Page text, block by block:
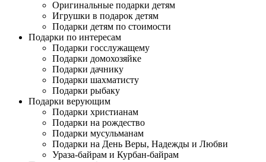
Оригинальные подарки детям
Игрушки в подарок детям
Подарки детям по стоимости
Подарки по интересам
Подарки госслужащему
Подарки домохозяйке
Подарки дачнику
Подарки шахматисту
Подарки рыбаку
Подарки верующим
Подарки христианам
Подарки на рождество
Подарки мусульманам
Подарки на День Веры, Надежды и Любви
Ураза-байрам и Курбан-байрам